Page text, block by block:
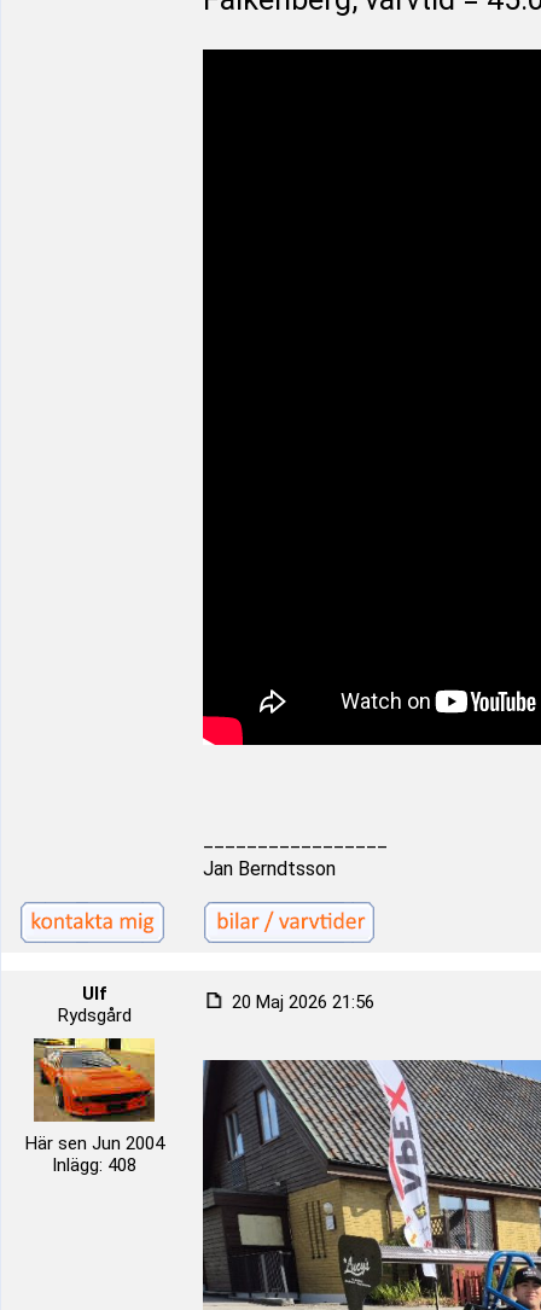
Jan Berndtsson
Ulf
Rydsgård
Här sen Jun 2004
Inlägg: 408
20 Maj 2026 21:56